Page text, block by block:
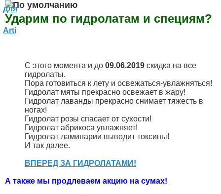
Ударим по гидролатам и специям?
С этого момента и до 09.06.2019 скидка на все
гидролаты.
Пора готовиться к лету и освежаться-увлажняться!
Гидролат мяты прекрасно освежает в жару!
Гидролат лаванды прекрасно снимает тяжесть в
ногах!
Гидролат розы спасает от сухости!
Гидролат абрикоса увлажняет!
Гидролат ламинарии выводит токсины!
И так далее.
ВПЕРЕД ЗА ГИДРОЛАТАМИ!
А также мы продлеваем акцию на сумах!